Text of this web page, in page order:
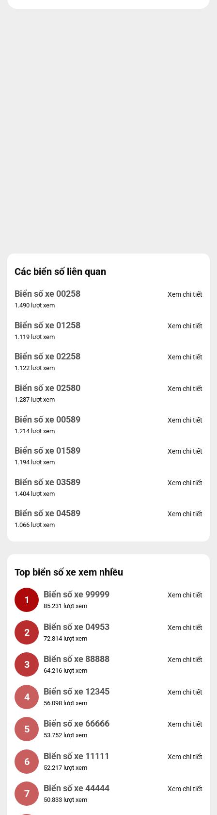
Các biển số liên quan
Biển số xe 00258
1.490 lượt xem
Xem chi tiết
Biển số xe 01258
1.119 lượt xem
Xem chi tiết
Biển số xe 02258
1.122 lượt xem
Xem chi tiết
Biển số xe 02580
1.287 lượt xem
Xem chi tiết
Biển số xe 00589
1.214 lượt xem
Xem chi tiết
Biển số xe 01589
1.194 lượt xem
Xem chi tiết
Biển số xe 03589
1.404 lượt xem
Xem chi tiết
Biển số xe 04589
1.066 lượt xem
Xem chi tiết
Top biển số xe xem nhiều
1 Biển số xe 99999
85.231 lượt xem
Xem chi tiết
2 Biển số xe 04953
72.814 lượt xem
Xem chi tiết
3 Biển số xe 88888
64.216 lượt xem
Xem chi tiết
4 Biển số xe 12345
56.098 lượt xem
Xem chi tiết
5 Biển số xe 66666
53.752 lượt xem
Xem chi tiết
6 Biển số xe 11111
52.217 lượt xem
Xem chi tiết
7 Biển số xe 44444
50.833 lượt xem
Xem chi tiết